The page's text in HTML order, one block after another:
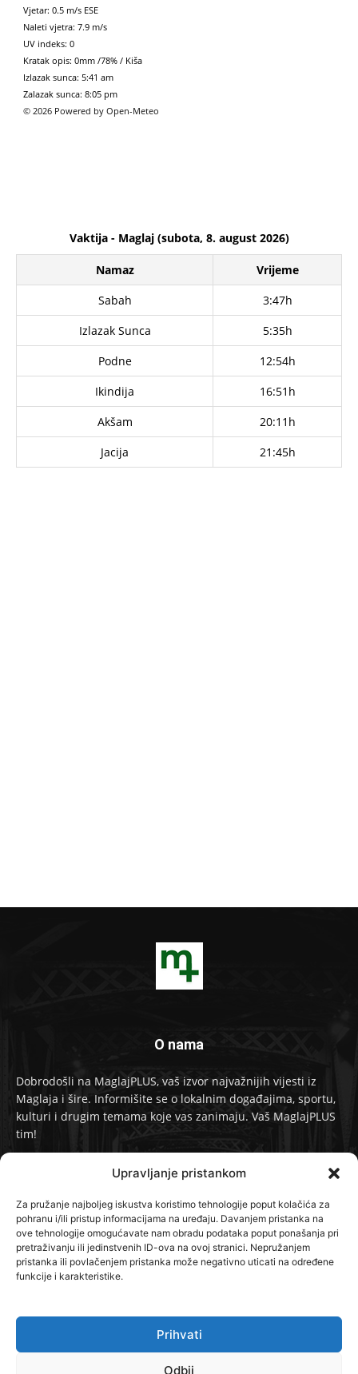
Upravljanje pristankom
Za pružanje najboljeg iskustva koristimo tehnologije poput kolačića za
pohranu i/ili pristup informacijama na uređaju. Davanjem pristanka na
ove tehnologije omogućavate nam obradu podataka poput ponašanja pri
pretraživanju ili jedinstvenih ID-ova na ovoj stranici. Nepružanjem
pristanka ili povlačenjem pristanka može negativno uticati na određene
funkcije i karakteristike.
Prihvati
Odbij
Vjetar: 0.5 m/s ESE
Naleti vjetra: 7.9 m/s
UV indeks: 0
Kratak opis: 0mm /78% / Kiša
Izlazak sunca: 5:41 am
Zalazak sunca: 8:05 pm
© 2026 Powered by Open-Meteo
Vaktija - Maglaj (subota, 8. august 2026)
Namaz
Vrijeme
Sabah
3:47h
Izlazak Sunca
5:35h
Podne
12:54h
Ikindija
16:51h
Akšam
20:11h
Jacija
21:45h
O nama
Dobrodošli na MaglajPLUS, vaš izvor najvažnijih vijesti iz
Maglaja i šire. Informišite se o lokalnim događajima, sportu,
kulturi i drugim temama koje vas zanimaju. Vaš MaglajPLUS
tim!
info@maglajplus.ba
Pratite nas na